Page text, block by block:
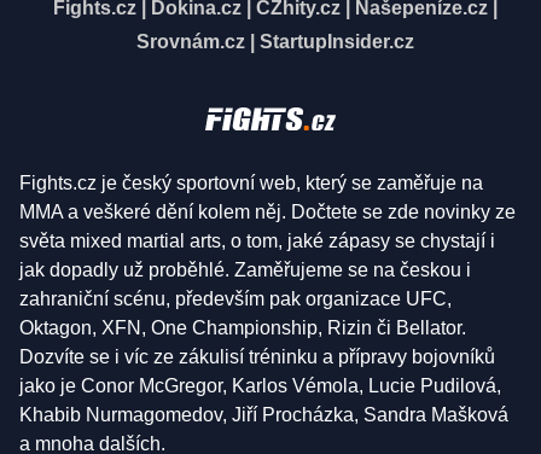
Fights.cz
Dokina.cz CZhity.cz Našepeníze.cz
Srovnám.cz
StartupInsider.cz
Fights.cz je český sportovní web, který se zaměřuje na
MMA a veškeré dění kolem něj. Dočtete se zde novinky ze
světa mixed martial arts, o tom, jaké zápasy se chystají i
jak dopadly už proběhlé. Zaměřujeme se na českou i
zahraniční scénu, především pak organizace UFC,
Oktagon, XFN, One Championship, Rizin či Bellator.
Dozvíte se i víc ze zákulisí tréninku a přípravy bojovníků
jako je Conor McGregor, Karlos Vémola, Lucie Pudilová,
Khabib Nurmagomedov, Jiří Procházka, Sandra Mašková
a mnoha dalších.